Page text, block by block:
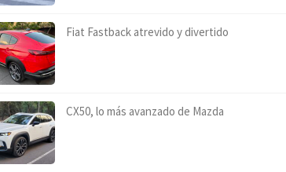
Fiat Fastback atrevido y divertido
CX50, lo más avanzado de Mazda